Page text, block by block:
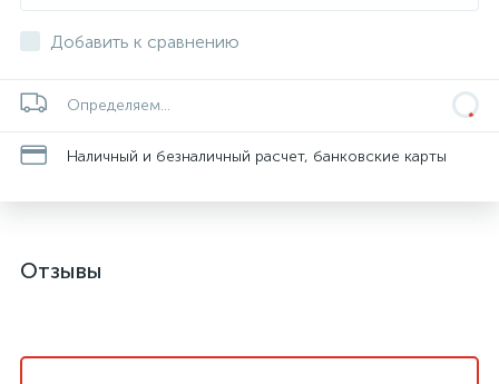
Добавить к сравнению
Определяем...
Наличный и безналичный расчет, банковские карты
Отзывы